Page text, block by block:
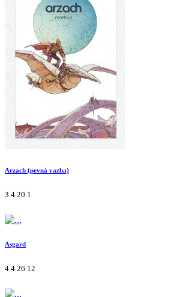
Arzach (pevná vazba)
3.4 20 1
Asgard
4.4 26 12